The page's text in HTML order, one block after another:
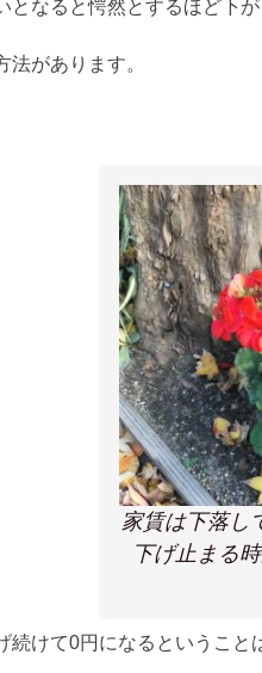
なると愕然とするほど下が
法があります。
家賃は下落し
下げ止まる
けて0円になるということ